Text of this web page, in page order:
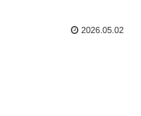
2026.05.02